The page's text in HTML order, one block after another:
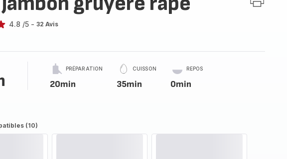
4.8 /5 - 32 Avis
PRÉPARATION
20min
CUISSON
35min
REPOS
0min
(10)